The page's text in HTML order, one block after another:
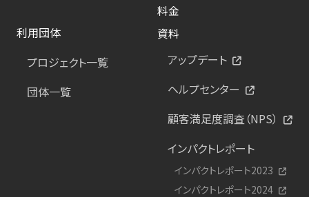
料金
利用団体
プロジェクト一覧
団体一覧
資料
アップデート
ヘルプセンター
顧客満足度調査（NPS）
インパクトレポート
インパクトレポート2023
インパクトレポート2024